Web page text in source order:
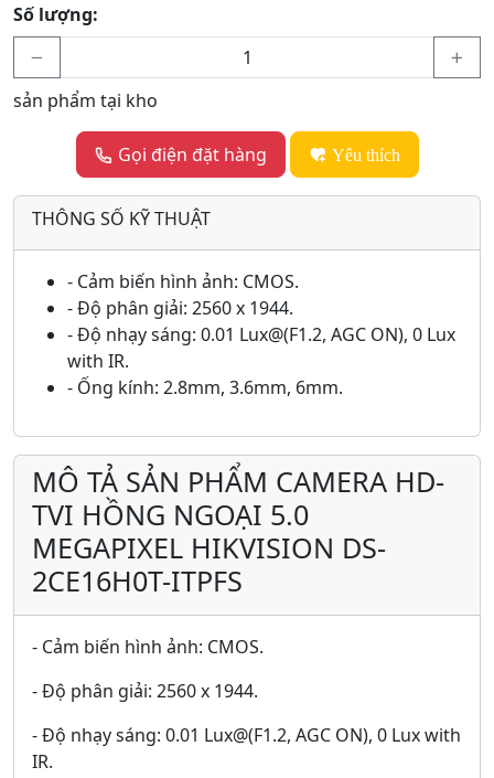
Số lượng:
sản phẩm tại kho
Gọi điện đặt hàng Yêu thích
THÔNG SỐ KỸ THUẬT
- Cảm biến hình ảnh: CMOS.
- Độ phân giải: 2560 x 1944.
- Độ nhạy sáng: 0.01 Lux@(F1.2, AGC ON), 0 Lux
with IR.
- Ống kính: 2.8mm, 3.6mm, 6mm.
MÔ TẢ SẢN PHẨM CAMERA HD-
TVI HỒNG NGOẠI 5.0
MEGAPIXEL HIKVISION DS-
2CE16H0T-ITPFS
- Cảm biến hình ảnh: CMOS.
- Độ phân giải: 2560 x 1944.
- Độ nhạy sáng: 0.01 Lux@(F1.2, AGC ON), 0 Lux with
IR.